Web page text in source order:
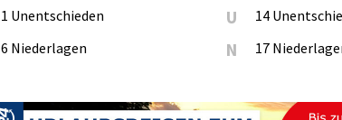
1 Unentschieden
6 Niederlagen
U 14
N 17